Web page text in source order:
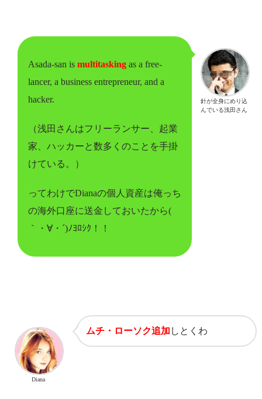
Asada-san is multitasking as a free-
lancer, a business entrepreneur, and a
hacker.
（浅田さんはフリーランサー、起業
家、ハッカーと数多くのことを手掛
けている。）
ってわけでDianaの個人資産は俺っち
の海外口座に送金しておいたから(
｀・∀・´)ﾉﾖﾛｼｸ！！
針が全身にめり込
んでいる浅田さん
ムチ・ローソク追加 しとくわ
Diana